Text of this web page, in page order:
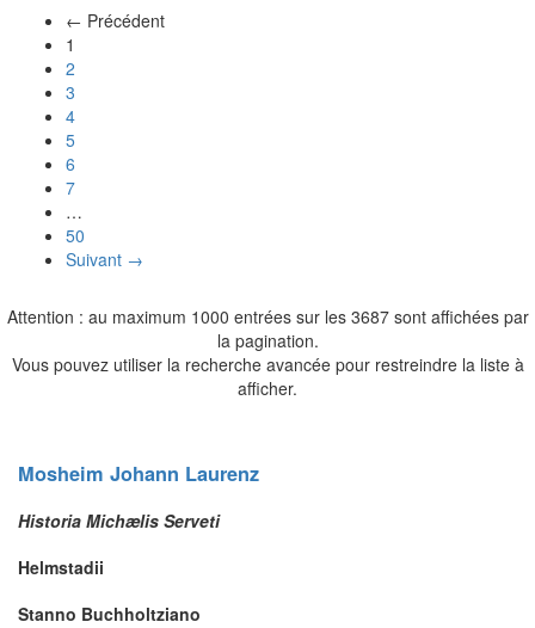
← Précédent
1
2
3
4
5
6
7
…
50
Suivant →
Attention : au maximum 1000 entrées sur les 3687 sont affichées par
la pagination.
Vous pouvez utiliser la recherche avancée pour restreindre la liste à
afficher.
Mosheim Johann Laurenz
Historia Michælis Serveti
Helmstadii
Stanno Buchholtziano